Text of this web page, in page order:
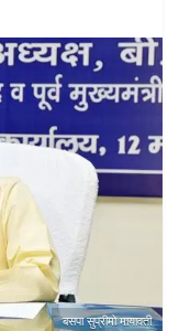
बसपा सुप्रीमो मायावती